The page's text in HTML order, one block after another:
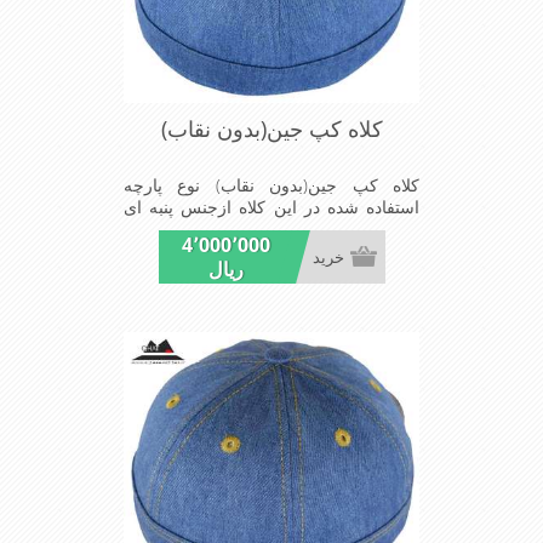
کلاه کپ جین(بدون نقاب)
کلاه کپ جین(بدون نقاب) نوع پارچه
استفاده شده در این کلاه ازجنس پنبه ای
است واین کلاه بدون نقاب است ومدل
کلاهی که افرادخاص می پسندند شیک و
مناسب افراد خوش پوش جنس عالی
4٬000٬000
ریال
خرید